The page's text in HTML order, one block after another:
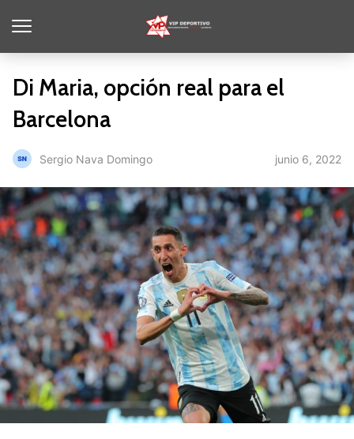
Di Maria, opción real para el
Barcelona
Sergio Nava Domingo junio 6, 2022